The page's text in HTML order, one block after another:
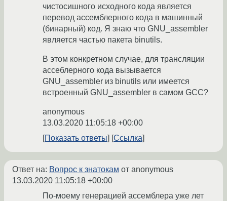
чистосишного исходного кода является
перевод ассемблерного кода в машинный
(бинарный) код. Я знаю что GNU_assembler
является частью пакета binutils.
В этом конкретном случае, для трансляции
ассеблерного кода вызывается
GNU_assembler из binutils или имеется
встроенный GNU_assembler в самом GCC?
anonymous
13.03.2020 11:05:18 +00:00
Показать ответы
Ссылка
Ответ на: Вопрос к знатокам от anonymous
13.03.2020 11:05:18 +00:00
По-моему генерацией ассемблера уже лет